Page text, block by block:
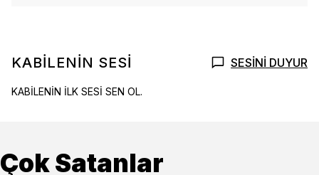
KABİLENİN SESİ SESİNİ DUYUR
KABİLENİN İLK SESİ SEN OL.
Çok Satanlar